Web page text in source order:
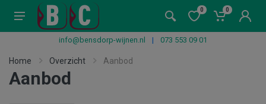
0 0
info@bensdorp-wijnen.nl | 073 553 09 01
Home Overzicht Aanbod
Aanbod